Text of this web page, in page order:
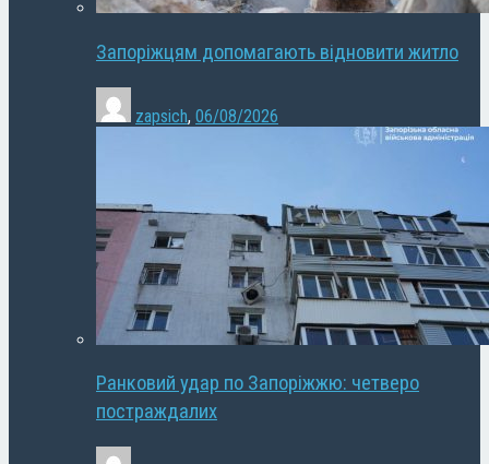
Запоріжцям допомагають відновити житло
zapsich, 06/08/2026
Ранковий удар по Запоріжжю: четверо
постраждалих